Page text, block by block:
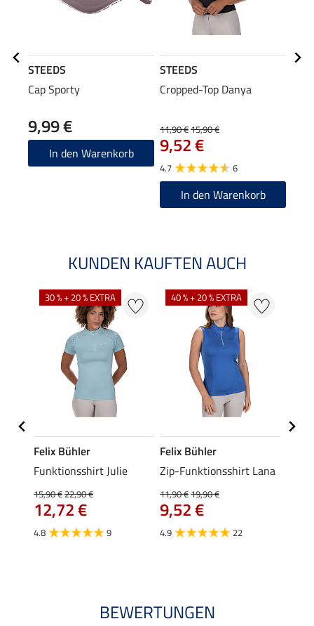
STEEDS
Cap Sporty
9,99 €
In den Warenkorb
STEEDS
Cropped-Top Danya
11,90 €15,90 €
9,52 €
4.7 6
In den Warenkorb
KUNDEN KAUFTEN AUCH
30 % + 20 % EXTRA
Felix Bühler
Funktionsshirt Julie
15,90 €22,90 €
12,72 €
4.8 9
40 % + 20 % EXTRA
Felix Bühler
Zip-Funktionsshirt Lana
11,90 €19,90 €
9,52 €
4.9 22
BEWERTUNGEN